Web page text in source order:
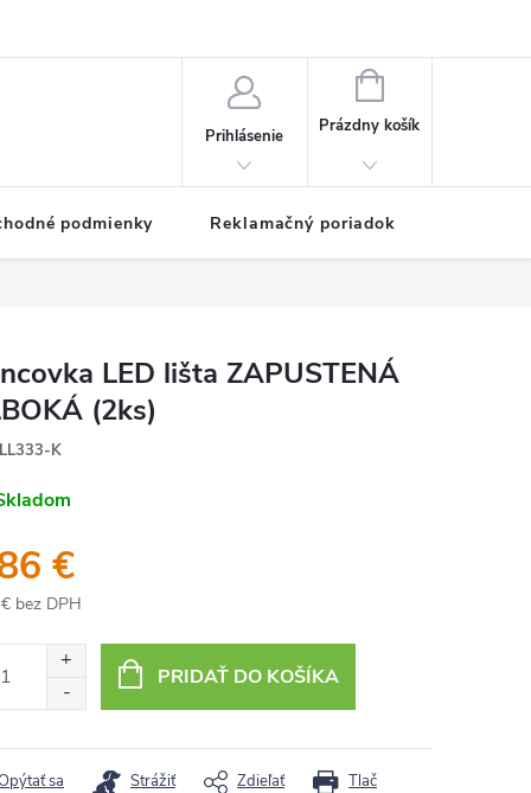
Prihlásenie
NÁKUPNÝ
KOŠÍK
Prázdny košík
podmienky Reklamačný poriadok
LED lišta ZAPUSTENÁ
(2ks)
LL333-K
€
bez DPH
PRIDAŤ DO KOŠÍKA
Tlač
sa Strážiť Zdieľať